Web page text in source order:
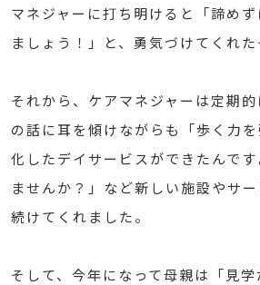
マネジャーに打ち明けると「諦め
ましょう！」と、勇気づけてくれた
それから、ケアマネジャーは定期
の話に耳を傾けながらも「歩く力
化したデイサービスができたんで
ませんか？」など新しい施設やサ
続けてくれました。
そして、今年になって母親は「見学